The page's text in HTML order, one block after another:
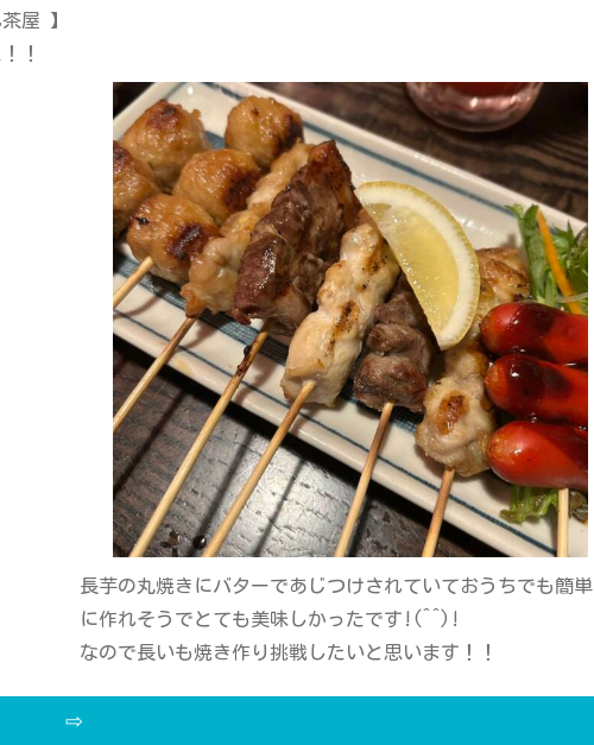
屋 】
！
長芋の丸焼きにバターであじつけされていておうちでも簡単
に作れそうでとても美味しかったです!(^^)!
なので長いも焼き作り挑戦したいと思います！！
⇨